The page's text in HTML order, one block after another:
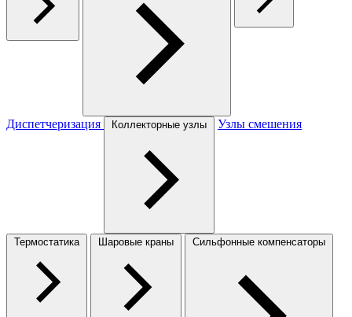
Диспетчеризация Коллекторные узлы Узлы смешения
Термостатика Шаровые краны Сильфонные компенсаторы